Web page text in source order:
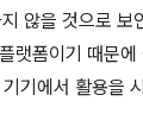
않을 것으로
랫폼이기 때문
기에서 활용을